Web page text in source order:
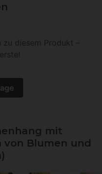
diesem Produkt –
mit
von Blumen und